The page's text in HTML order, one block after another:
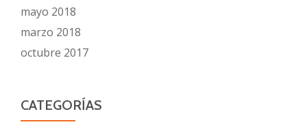
mayo 2018
marzo 2018
octubre 2017
CATEGORÍAS